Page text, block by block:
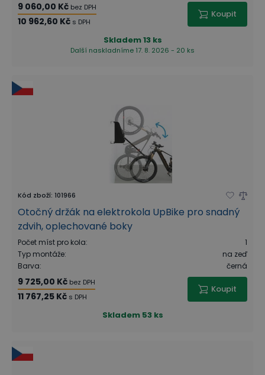
9 060,00 Kč bez DPH
10 962,60 Kč s DPH
Koupit
Skladem13 ks
Další naskladníme 17. 8. 2026 - 20 ks
Kód zboží: 101966
Otočný držák na elektrokola UpBike pro snadný
zdvih, oplechované boky
Počet míst pro kola:
1
Typ montáže:
na zeď
Barva: černá
9 725,00 Kč bez DPH
11 767,25 Kč s DPH
Koupit
Skladem 53 ks